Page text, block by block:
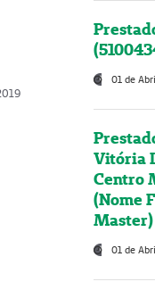
01 de
Vitória
Centro
(Nome
Master)
01 de